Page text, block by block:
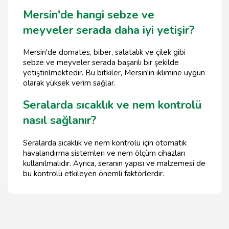
Mersin'de hangi sebze ve
meyveler serada daha iyi yetişir?
Mersin'de domates, biber, salatalık ve çilek gibi
sebze ve meyveler serada başarılı bir şekilde
yetiştirilmektedir. Bu bitkiler, Mersin'in iklimine uygun
olarak yüksek verim sağlar.
Seralarda sıcaklık ve nem kontrolü
nasıl sağlanır?
Seralarda sıcaklık ve nem kontrolü için otomatik
havalandırma sistemleri ve nem ölçüm cihazları
kullanılmalıdır. Ayrıca, seranın yapısı ve malzemesi de
bu kontrolü etkileyen önemli faktörlerdir.